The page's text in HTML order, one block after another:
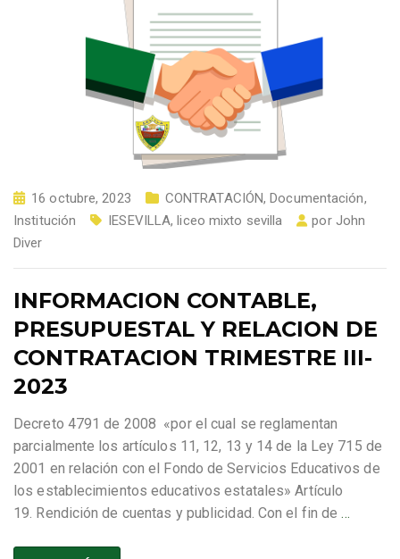
16 octubre, 2023 CONTRATACIÓN,Documentación,
Institución
IESEVILLA,liceo mixto sevilla por John
Diver
INFORMACION CONTABLE,
PRESUPUESTAL Y RELACION DE
CONTRATACION TRIMESTRE III-
2023
Decreto 4791 de 2008 «por el cual se reglamentan
parcialmente los artículos 11, 12, 13 y 14 de la Ley 715 de
2001 en relación con el Fondo de Servicios Educativos de
los establecimientos educativos estatales» Artículo
19. Rendición de cuentas y publicidad. Con el fin de…